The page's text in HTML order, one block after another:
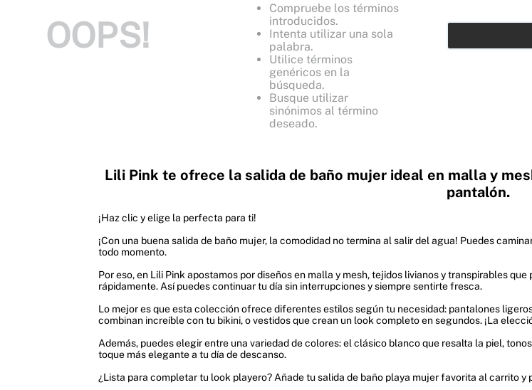
OOPS!
Compruebe los términos
introducidos.
Intenta utilizar una sola
palabra.
Utilice términos
genéricos en la
búsqueda.
Busque utilizar
sinónimos al término
deseado.
Lili Pink te ofrece la salida de baño mujer ideal en malla y
pantalón.
¡Haz clic y elige la perfecta para ti!
¡Con una buena salida de baño mujer, la comodidad no termina al salir del agua! Puedes
todo momento.
Por eso, en Lili Pink apostamos por diseños en malla y mesh, tejidos livianos y transpirables
rápidamente. Así puedes continuar tu día sin interrupciones y siempre sentirte fresca.
Lo mejor es que esta colección ofrece diferentes estilos según tu necesidad: pantalones
combinan increíble con tu bikini, o vestidos que crean un look completo en segundos. ¡La
Además, puedes elegir entre una variedad de colores: el clásico blanco que resalta la piel,
toque más elegante a tu día de descanso.
¿Lista para completar tu look playero? Añade tu salida de baño playa mujer favorita al carrito